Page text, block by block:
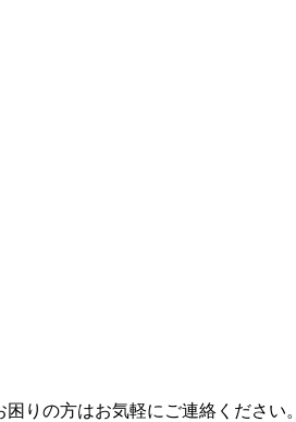
りの方はお気軽にご連絡ください。